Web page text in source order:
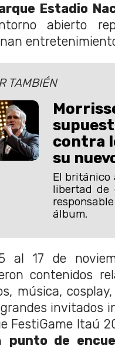
Estadio
abierto
TAMBIÉN
contra
su
El británico
libertad de
álbum.
al 17 de
contenidos
música,
invitados
FestiGame Itaú
punto de